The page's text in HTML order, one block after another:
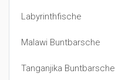
Labyrinthfische
Malawi Buntbarsche
Tanganjika Buntbarsche